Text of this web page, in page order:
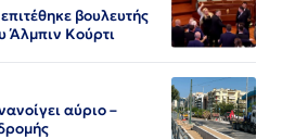
βουλευτής
Άλμπιν Κούρτι
αύριο –